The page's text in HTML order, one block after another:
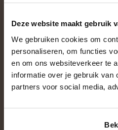
Deze website maakt gebruik
We gebruiken cookies om
personaliseren, om functies
en om ons websiteverkeer te
informatie over je gebruik van
partners voor social media,
OVER ONS